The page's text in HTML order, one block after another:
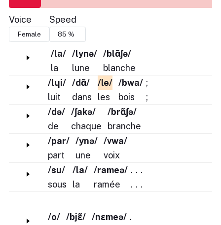
Voice Speed
/la/
la
/lynə/
lune
/blɑ̃ʃə/
blanche
/lɥi/
luit
/dɑ̃/
dans
/le/
les
/bwa/
bois
;
;
/də/
de
/ʃakə/
chaque
/brɑ̃ʃə/
branche
/par/
part
/ynə/
une
/vwa/
voix
/su/
sous
/la/
la
/rameə/
ramée
.
.
.
.
.
.
/o/ /bjɛ̃/ /nɛmeə/ .